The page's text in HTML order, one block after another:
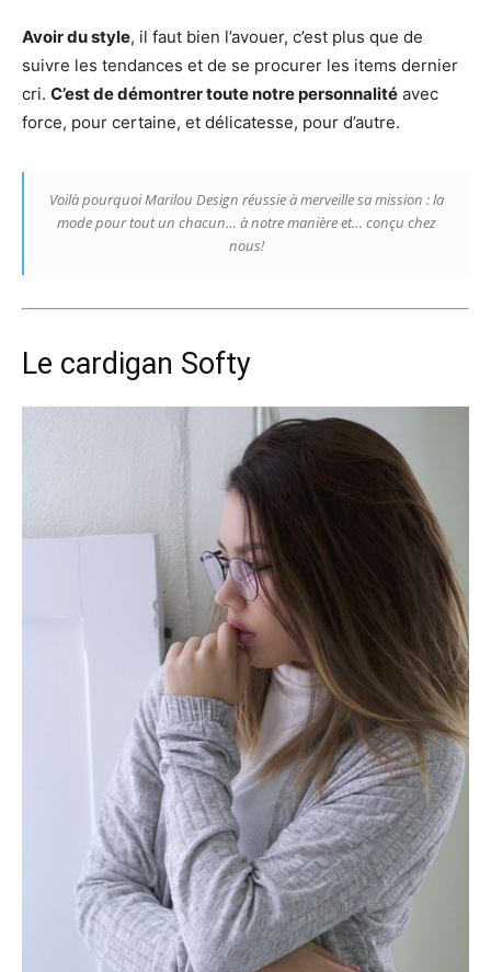
Avoir du style, il faut bien l’avouer, c’est plus que de
suivre les tendances et de se procurer les items dernier
cri. C’est de démontrer toute notre personnalité avec
force, pour certaine, et délicatesse, pour d’autre.
Voilà pourquoi Marilou Design réussie à merveille sa mission : la
mode pour tout un chacun… à notre manière et… conçu chez
nous!
Le cardigan Softy